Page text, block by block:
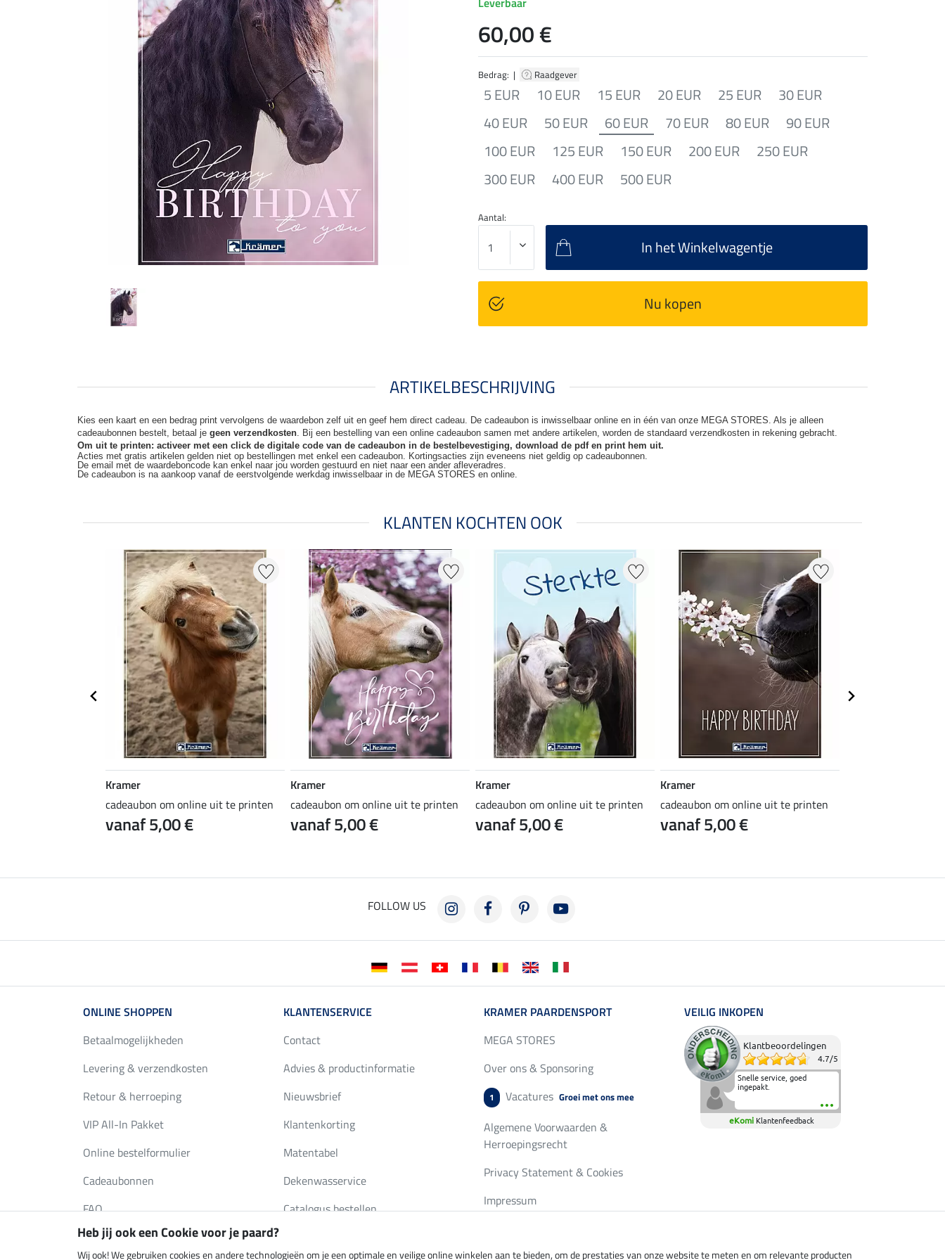
Bedrag: | Raadgever
5 EUR 10 EUR 15 EUR 20 EUR 25 EUR
30 EUR
40 EUR
50 EUR 60 EUR 70 EUR 80 EUR
90 EUR
100 EUR
125 EUR 150 EUR 200 EUR
250 EUR
300 EUR
400 EUR 500 EUR
60,00 €
Aantal:
In het Winkelwagentje
Nu kopen
ARTIKELBESCHRIJVING
Kies een kaart en een bedrag print vervolgens de waardebon zelf uit en geef hem direct cadeau. De cadeaubon is inwisselbaar online en in één van onze MEGA STORES. Als je alleen
cadeaubonnen bestelt, betaal je geen verzendkosten. Bij een bestelling van een online cadeaubon samen met andere artikelen, worden de standaard verzendkosten in rekening gebracht.
Om uit te printen: activeer met een click de digitale code van de cadeaubon in de bestelbevestiging, download de pdf en print hem uit.
Acties met gratis artikelen gelden niet op bestellingen met enkel een cadeaubon. Kortingsacties zijn eveneens niet geldig op cadeaubonnen.
De email met de waardeboncode kan enkel naar jou worden gestuurd en niet naar een ander afleveradres.
De cadeaubon is na aankoop vanaf de eerstvolgende werkdag inwisselbaar in de MEGA STORES en online.
KLANTEN KOCHTEN OOK
Kramer
cadeaubon om online uit te printen
vanaf 5,00 €
Kramer
cadeaubon om online uit te printen
vanaf 5,00 €
Kramer
cadeaubon om online uit te printen
vanaf 5,00 €
Kramer
cadeaubon om online uit te printen
vanaf 5,00 €
FOLLOW US
ONLINE SHOPPEN
Betaalmogelijkheden
Levering & verzendkosten
Retour & herroeping
VIP All-In Pakket
Online bestelformulier
Cadeaubonnen
FAQ
KLANTENSERVICE
Contact
Advies & productinformatie
Nieuwsbrief
Klantenkorting
Matentabel
Dekenwasservice
Catalogus bestellen
KRAMER PAARDENSPORT
MEGA STORES
Over ons & Sponsoring
1 Vacatures Groei met ons mee
Algemene Voorwaarden &
Herroepingsrecht
Privacy Statement & Cookies
Impressum
VEILIG INKOPEN
Klantbeoordelingen
4.7/5
Snelle service, goed
ingepakt.
eKomi Klantenfeedback
Heb jij ook een Cookie voor je paard?
Wij ook! We gebruiken cookies en andere technologieën om je een optimale en veilige online winkelen aan te bieden, om de prestaties van onze website te meten en om relevante producten